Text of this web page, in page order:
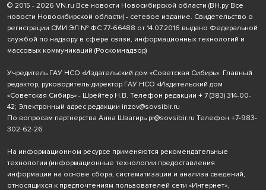
© 2015 - 2026 VN.ru Все новости Новосибирской области (ВН.ру Все
новости Новосибирской области) - сетевое издание. Свидетельство о
регистрации СМИ ЭЛ № ФС 77-66488 от 14.07.2016 выдано Федеральной
службой по надзору в сфере связи, информационных технологий и
массовых коммуникаций (Роскомнадзор)
Учредитель ГАУ НСО «Издательский дом «Советская Сибирь». Главный
редактор, руководитель-директор ГАУ НСО «Издательский дом
«Советская Сибирь» - Шрейтер Н.В. Телефон редакции + 7 (383) 314-00-
42; Электронный адрес редакции inzov@sovsibir.ru
По вопросам партнерства Анна Швагирь pr@sovsibir.ru Телефон +7-983-
302-62-26
На информационном ресурсе применяются рекомендательные
технологии (информационные технологии предоставления
информации на основе сбора, систематизации и анализа сведений,
относящихся к предпочтениям пользователей сети «Интернет»,